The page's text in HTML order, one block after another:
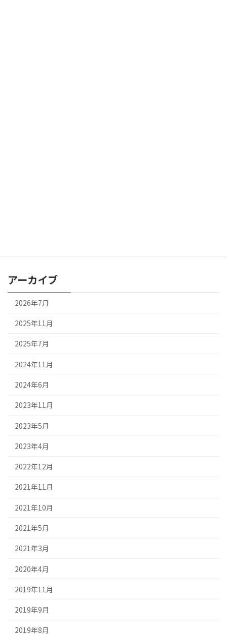
アーカイブ
2026年7月
2025年11月
2025年7月
2024年11月
2024年6月
2023年11月
2023年5月
2023年4月
2022年12月
2021年11月
2021年10月
2021年5月
2021年3月
2020年4月
2019年11月
2019年9月
2019年8月